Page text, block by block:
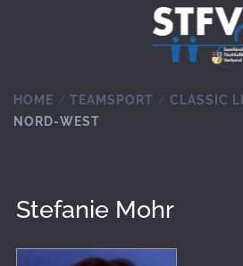
Zum Hauptinhalt springen
HOME TEAMSPORT CLASSIC
NORD-WEST
Stefanie Mohr